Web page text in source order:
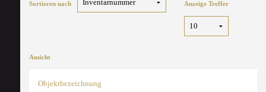
Sortieren nach Anzeige Treffer
Ansicht
Objektbezeichnung